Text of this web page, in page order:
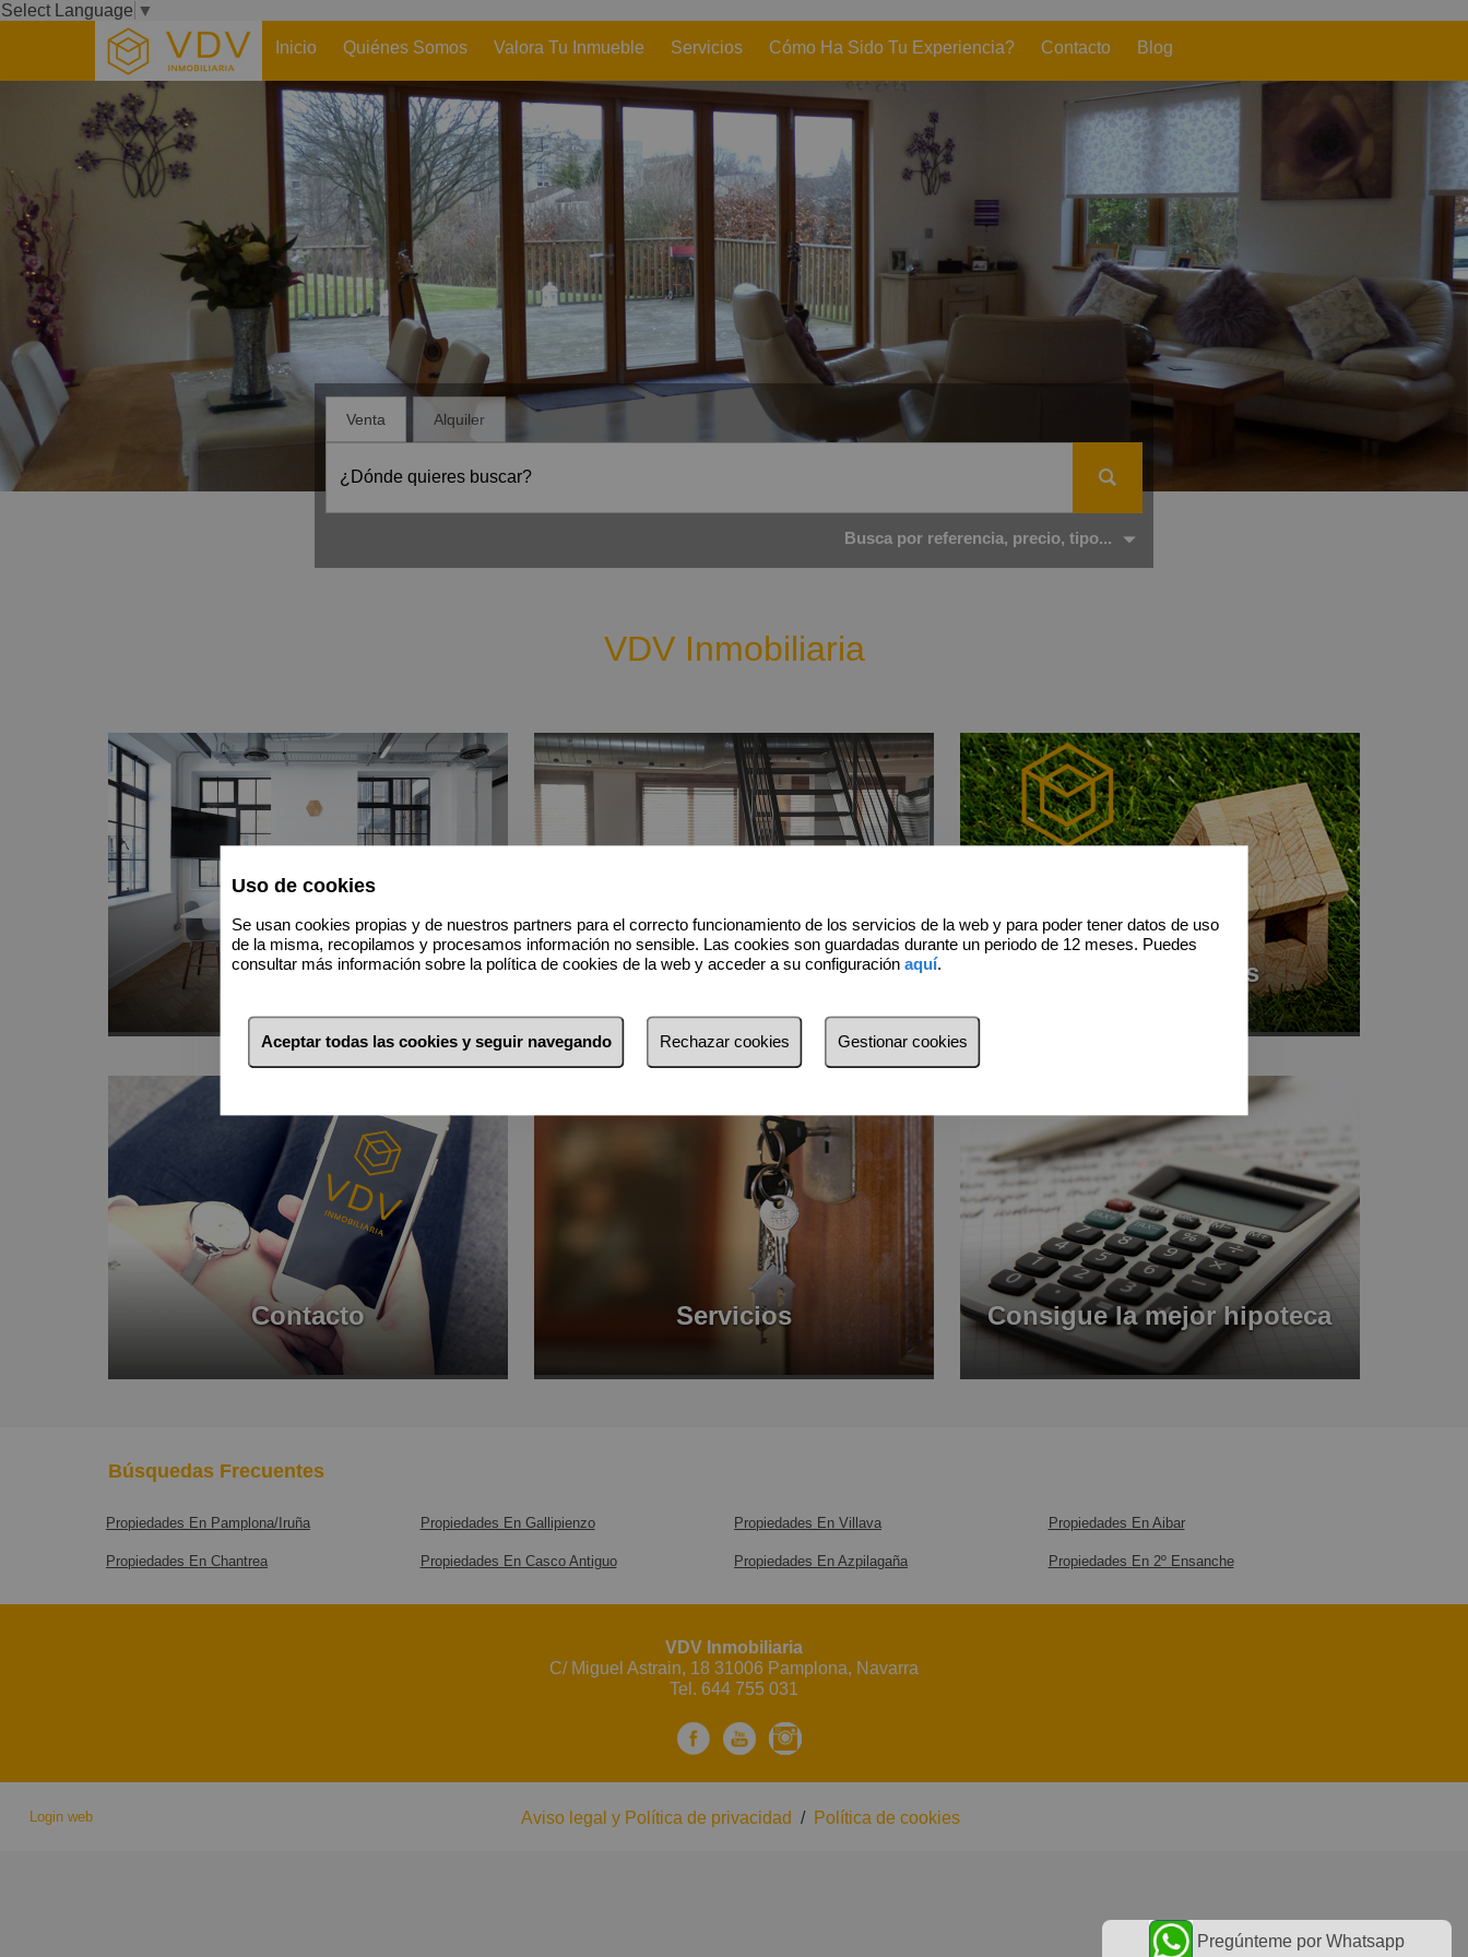
Select Language ▼
Inicio
Quiénes Somos Valora Tu Inmueble Servicios Cómo Ha Sido Tu Experiencia? Contacto Blog
Venta Alquiler
Busca por referencia, precio, tipo...
VDV Inmobiliaria
Venta Alquiler Quiénes Somos
Contacto Servicios Consigue la mejor hipoteca
Búsquedas Frecuentes
Propiedades En Pamplona/Iruña Propiedades En Gallipienzo Propiedades En Villava Propiedades En Aibar
Propiedades En Chantrea Propiedades En Casco Antiguo Propiedades En Azpilagaña Propiedades En 2º Ensanche
VDV Inmobiliaria
C/ Miguel Astrain, 18 31006 Pamplona, Navarra
Tel. 644 755 031
Login web Aviso legal y Política de privacidad / Política de cookies
Uso de cookies
Se usan cookies propias y de nuestros partners para el correcto funcionamiento de los servicios de la web y para poder tener datos de uso
de la misma, recopilamos y procesamos información no sensible. Las cookies son guardadas durante un periodo de 12 meses. Puedes
consultar más información sobre la política de cookies de la web y acceder a su configuración aquí.
Aceptar todas las cookies y seguir navegando Rechazar cookies Gestionar cookies
Pregúnteme por Whatsapp